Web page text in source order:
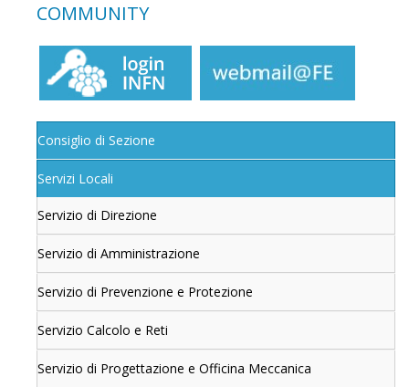
COMMUNITY
Consiglio di Sezione
Servizi Locali
Servizio di Direzione
Servizio di Amministrazione
Servizio di Prevenzione e Protezione
Servizio Calcolo e Reti
Servizio di Progettazione e Officina Meccanica